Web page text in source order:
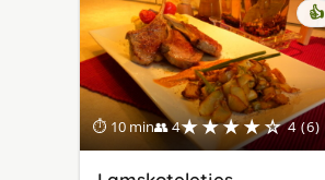
⏱ 10 min👥 4★★★★☆ 4 (6)
👍